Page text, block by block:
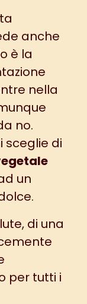
anche
è la
nella
no.
sceglie di
un
di una
per tutti i